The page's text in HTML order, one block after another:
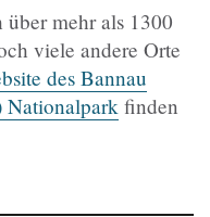
mehr als 1300
viele andere Orte
des Bannau
Nationalpark finden